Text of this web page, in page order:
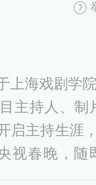
上海戏剧学
主持人、制
启主持生涯
视春晚，随